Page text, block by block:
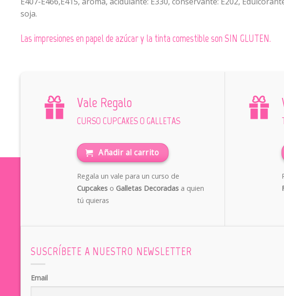
soja.
Las impresiones en papel de azúcar y la tinta comestible son SIN GLUTEN.
Vale Regalo
CURSO CUPCAKES O GALLETAS
Añadir al carrito
Regala un vale para un curso de
Cupcakes o Galletas Decoradas a quien
tú quieras
SUSCRÍBETE A NUESTRO NEWSLETTER
Email